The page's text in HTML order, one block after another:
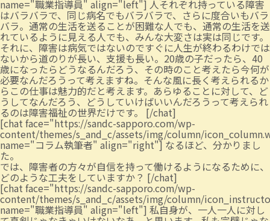
name="職業指導員" align="left"] 人それぞれ持っている障害
はバラバラで、同じ病名でもバラバラで、さらに度合いもバラ
バラ。通常の生活を送ることが困難な人でも、通常の生活を送
れているように見える人でも、みんな大変さは実は同じです。
それに、障害は病気ではないのですぐに人生が終わるわけでは
ないから道のりが長い、支援も長い。20歳の子だったら、40
歳になったらどうなるんだろう、その時のこと考えたら今何が
必要なんだろうって考えますね。そんな風に長く考えられるか
らこの仕事は魅力的だと考えます。あらゆることに対して、ど
うしてなんだろう、どうしていけばいいんだろうって考えられ
るのは障害福祉の世界だけです。 [/chat]
[chat face="https://sandc-sapporo.com/wp-
content/themes/s_and_c/assets/img/column/
name="コラム執筆者" align="right"] なるほど、分かりまし
た。
では、障害者の方々が自信を持って働けるようになるために、
どのような工夫をしていますか？ [/chat]
[chat face="https://sandc-sapporo.com/wp-
content/themes/s_and_c/assets/img/column/
name="職業指導員" align="left"] 私自身が、一人一人に対し